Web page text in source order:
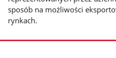
sposób na możliwości
rynkach.